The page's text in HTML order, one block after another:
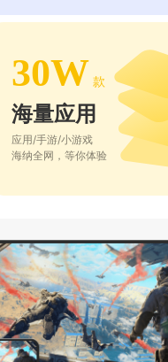
30W 款
海量应用
应用/手游/小游戏
海纳全网，等你体验